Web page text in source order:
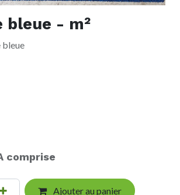
bleue - m²
bleue
comprise
Ajouter au panier